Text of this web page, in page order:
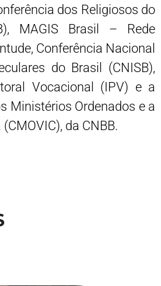
dos Religiosos do
MAGIS Brasil – Rede
Conferência Nacional
do Brasil (CNISB),
Vocacional (IPV) e a
Ministérios Ordenados e a
da CNBB.